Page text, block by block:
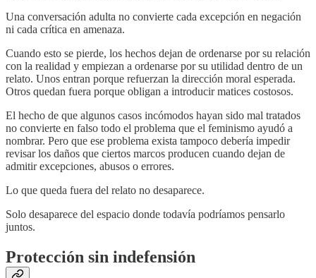
Una conversación adulta no convierte cada excepción en negación
ni cada crítica en amenaza.
Cuando esto se pierde, los hechos dejan de ordenarse por su relación
con la realidad y empiezan a ordenarse por su utilidad dentro de un
relato. Unos entran porque refuerzan la dirección moral esperada.
Otros quedan fuera porque obligan a introducir matices costosos.
El hecho de que algunos casos incómodos hayan sido mal tratados
no convierte en falso todo el problema que el feminismo ayudó a
nombrar. Pero que ese problema exista tampoco debería impedir
revisar los daños que ciertos marcos producen cuando dejan de
admitir excepciones, abusos o errores.
Lo que queda fuera del relato no desaparece.
Solo desaparece del espacio donde todavía podríamos pensarlo
juntos.
Protección sin indefensión